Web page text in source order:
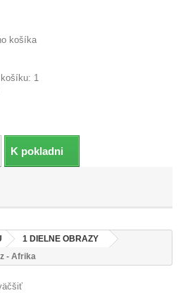
košíka
1
K pokladni
1 DIELNE OBRAZY
- Afrika